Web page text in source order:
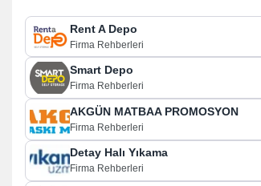
Rent A Depo
Firma Rehberleri
Smart Depo
Firma Rehberleri
AKGÜN MATBAA PROMOSYON
Firma Rehberleri
Detay Halı Yıkama
Firma Rehberleri